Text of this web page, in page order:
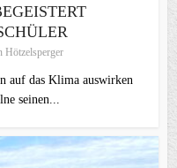
Hötzelsperger
auf das Klima auswirken
seinen...